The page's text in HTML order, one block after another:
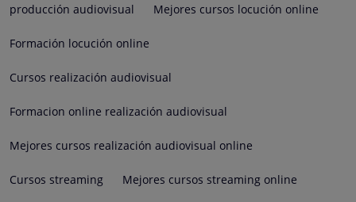
producción audiovisual Mejores cursos locución online
Formación locución online
Cursos realización audiovisual
Formacion online realización audiovisual
Mejores cursos realización audiovisual online
Cursos streaming Mejores cursos streaming online